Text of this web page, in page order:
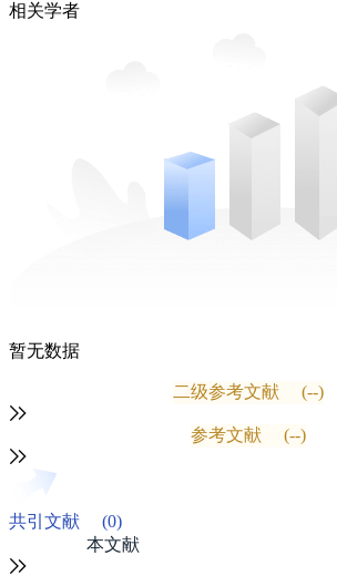
相关学者
暂无数据
二级参考文献 (--)
参考文献 (--)
共引文献
(0)
本文献